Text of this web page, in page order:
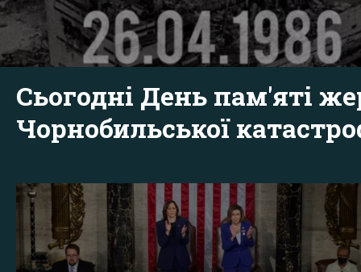
Сьогодні День пам'яті
Чорнобильської